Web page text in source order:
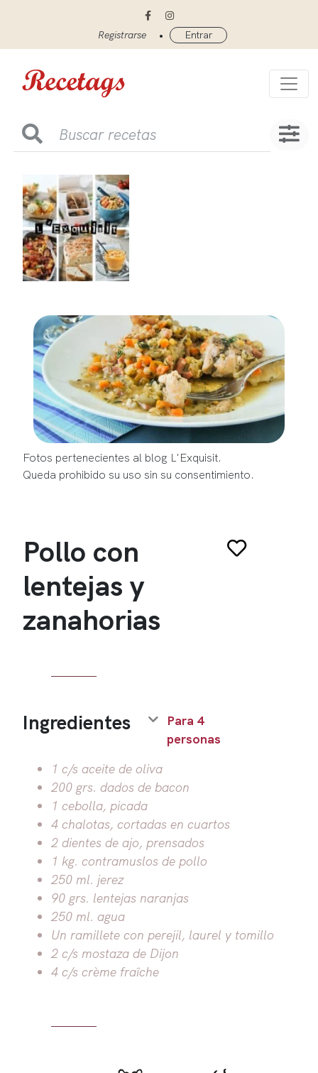
Registrarse • Entrar
Fotos pertenecientes al blog L'Exquisit.
Queda prohibido su uso sin su consentimiento.
Pollo con
lentejas y
zanahorias
Ingredientes
Para 4
personas
1 c/s aceite de oliva
200 grs. dados de bacon
1 cebolla, picada
4 chalotas, cortadas en cuartos
2 dientes de ajo, prensados
1 kg. contramuslos de pollo
250 ml. jerez
90 grs. lentejas naranjas
250 ml. agua
Un ramillete con perejil, laurel y tomillo
2 c/s mostaza de Dijon
4 c/s crème fraîche